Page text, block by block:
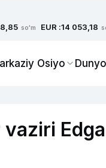
so'm EUR :14 053,18
Osiyo Dunyo